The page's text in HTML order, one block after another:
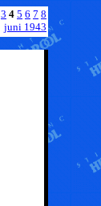
3 4 5 6 7 8
juni 1943